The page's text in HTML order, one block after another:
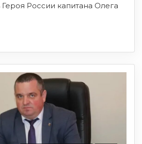
Героя России капитана Олега